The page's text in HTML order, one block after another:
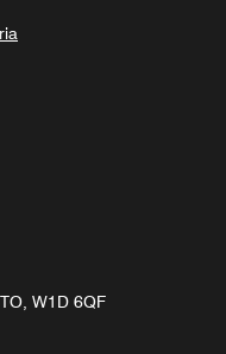
W1D 6QF